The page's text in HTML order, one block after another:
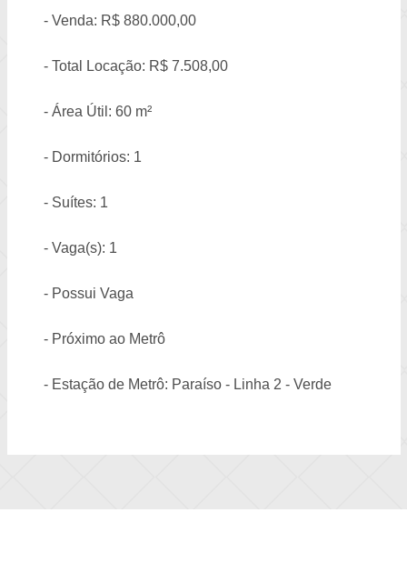
- Venda: R$ 880.000,00
- Total Locação: R$ 7.508,00
- Área Útil: 60 m²
- Dormitórios: 1
- Suítes: 1
- Vaga(s): 1
- Possui Vaga
- Próximo ao Metrô
- Estação de Metrô: Paraíso - Linha 2 - Verde